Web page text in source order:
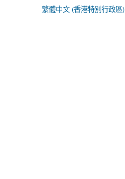
繁體中文 (香港特別行政區)